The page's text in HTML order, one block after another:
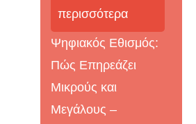
περισσότερα
Ψηφιακός Εθισμός:
Πώς Επηρεάζει
Μικρούς και
Μεγάλους –